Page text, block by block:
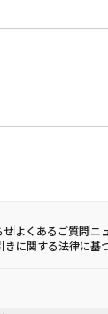
せよくあるご質問ニ
きに関する法律に基